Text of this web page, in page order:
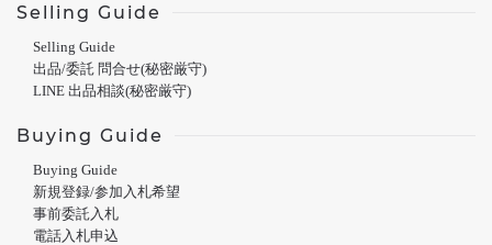
Selling Guide
Selling Guide
出品/委託 問合せ(秘密厳守)
LINE 出品相談(秘密厳守)
Buying Guide
Buying Guide
新規登録/参加入札希望
事前委託入札
電話入札申込